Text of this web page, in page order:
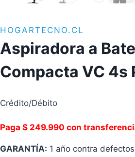
HOGARTECNO.CL
Aspiradora a
Compacta VC 4s
Crédito/Débito
Paga $ 249.990 con
GARANTÍA: 1 año contra